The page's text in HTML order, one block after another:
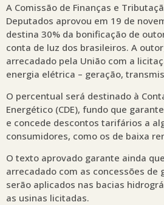
A Comissão de Finanças e
Deputados aprovou em 19 de
destina 30% da bonificação de
conta de luz dos brasileiros. A
arrecadado pela União com a
energia elétrica – geração,
O percentual será destinado à
Energético (CDE), fundo que
e concede descontos tarifários a
consumidores, como os de baixa
O texto aprovado garante ainda
arrecadado com as concessões de
serão aplicados nas bacias
as usinas licitadas.